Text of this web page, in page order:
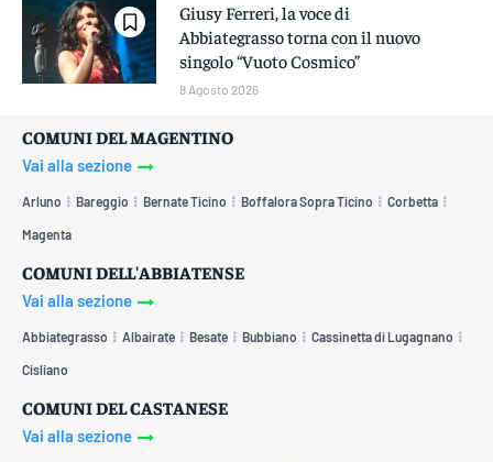
Giusy Ferreri, la voce di
Abbiategrasso torna con il nuovo
singolo “Vuoto Cosmico”
8 Agosto 2026
COMUNI DEL MAGENTINO
Vai alla sezione
Arluno Bareggio Bernate Ticino Boffalora Sopra Ticino Corbetta
Magenta
COMUNI DELL'ABBIATENSE
Vai alla sezione
Abbiategrasso Albairate Besate Bubbiano Cassinetta di Lugagnano
Cisliano
COMUNI DEL CASTANESE
Vai alla sezione